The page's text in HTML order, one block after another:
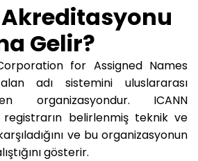
Akreditasyonu
Gelir?
for Assigned Names
adı sistemini uluslararası
organizasyondur. ICANN
belirlenmiş teknik ve
ve bu organizasyonun
gösterir.